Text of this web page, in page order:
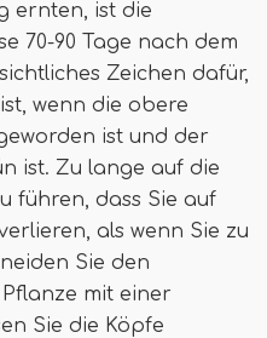
ernten, ist die
70-90 Tage nach dem
Zeichen dafür,
wenn die obere
ist und der
ist. Zu lange auf die
führen, dass Sie auf
als wenn Sie zu
Sie den
mit einer
Sie die Köpfe